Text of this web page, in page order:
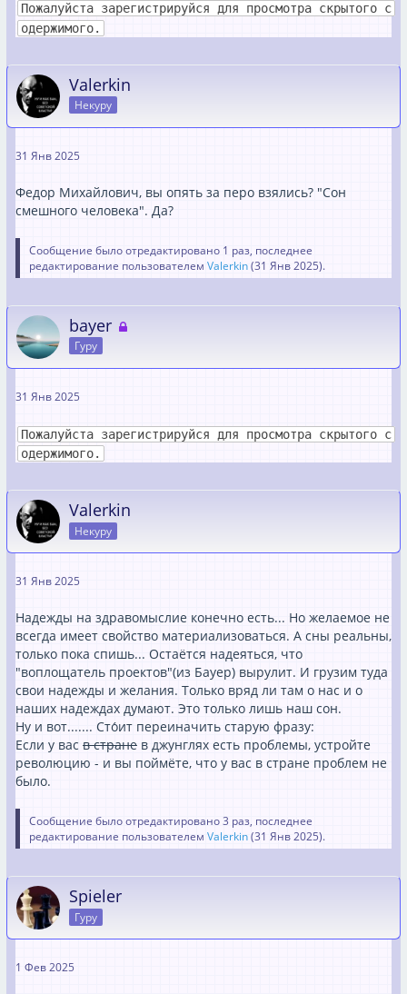
Пожалуйста зарегистрируйся для просмотра скрытого с
одержимого.
Valerkin
Некуру
31 Янв 2025
Федор Михайлович, вы опять за перо взялись? "Сон
смешного человека". Да?
Сообщение было отредактировано 1 раз, последнее
редактирование пользователем Valerkin(31 Янв 2025).
bayer
Гуру
31 Янв 2025
Пожалуйста зарегистрируйся для просмотра скрытого с
одержимого.
Valerkin
Некуру
31 Янв 2025
Надежды на здравомыслие конечно есть... Но желаемое не
всегда имеет свойство материализоваться. А сны реальны,
только пока спишь... Остаётся надеяться, что
"воплощатель проектов"(из Бауер) вырулит. И грузим туда
свои надежды и желания. Только вряд ли там о нас и о
наших надеждах думают. Это только лишь наш сон.
Ну и вот....... Сто́ит переиначить старую фразу:
Если у вас в стране в джунглях есть проблемы, устройте
революцию - и вы поймёте, что у вас в стране проблем не
было.
Сообщение было отредактировано 3 раз, последнее
редактирование пользователем Valerkin(31 Янв 2025).
Spieler
Гуру
1 Фев 2025